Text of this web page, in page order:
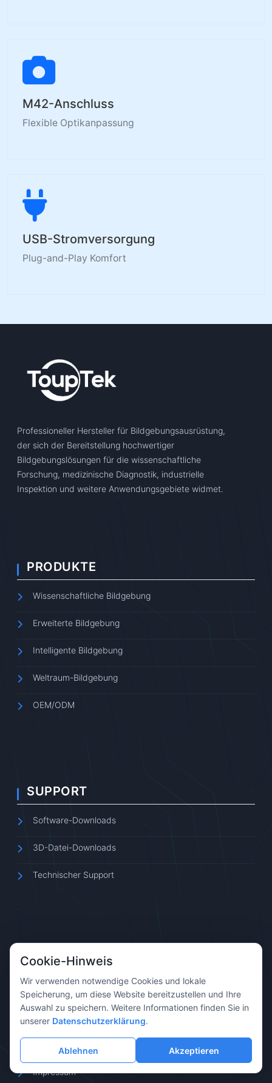
M42-Anschluss
Flexible Optikanpassung
USB-Stromversorgung
Plug-and-Play Komfort
Professioneller Hersteller für Bildgebungsausrüstung,
der sich der Bereitstellung hochwertiger
Bildgebungslösungen für die wissenschaftliche
Forschung, medizinische Diagnostik, industrielle
Inspektion und weitere Anwendungsgebiete widmet.
PRODUKTE
Wissenschaftliche Bildgebung
Erweiterte Bildgebung
Intelligente Bildgebung
Weltraum-Bildgebung
OEM/ODM
SUPPORT
Software-Downloads
3D-Datei-Downloads
Technischer Support
ÜBER UNS
Unternehmensprofil
Kontakt
Impressum
Cookie-Hinweis
Wir verwenden notwendige Cookies und lokale
Speicherung, um diese Website bereitzustellen und Ihre
Auswahl zu speichern. Weitere Informationen finden Sie in
unserer Datenschutzerklärung.
Ablehnen Akzeptieren